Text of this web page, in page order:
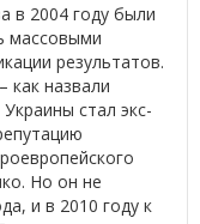
в 2004 году были
массовыми
результатов.
как назвали
стал экс-
Но он не
и в 2010 году к